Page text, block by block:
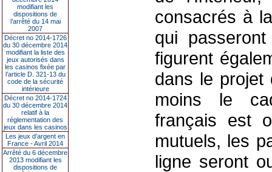
modifiant les
dispositions de
l’arrêté du 14 mai
2007
Décret no 2014-1726
du 30 décembre 2014
modifiant la liste des
jeux autorisés dans
les casinos fixée par
l’article D. 321-13 du
code de la sécurité
intérieure
Décret no 2014-1724
du 30 décembre 2014
relatif à la
réglementation des
jeux dans les casinos
Les jeux d’argent en
France - Avril 2014
Arrêté du 6 décembre
2013 modifiant les
dispositions de
consacrés à
qui
figurent
dans le projet
moins le
français est
mutuels, les
ligne seront